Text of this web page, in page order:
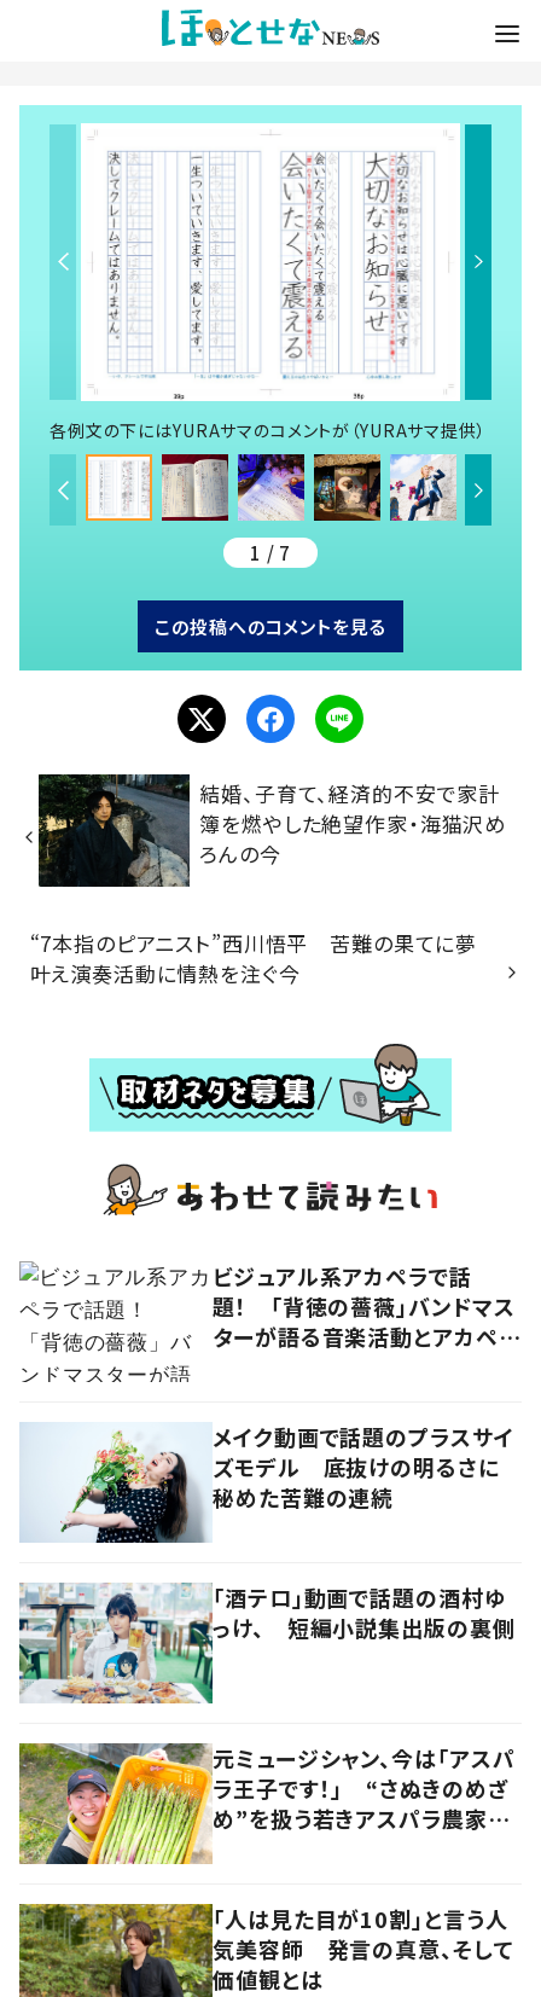
各例文の下にはYURAサマのコメントが（YURAサマ提供）
1 / 7
この投稿へのコメントを見る
結婚、子育て、経済的不安で家計
簿を燃やした絶望作家・海猫沢め
ろんの今
“7本指のピアニスト”西川悟平 苦難の果てに夢
叶え演奏活動に情熱を注ぐ今
ビジュアル系アカペラで話
題！ 「背徳の薔薇」バンドマス
ターが語る音楽活動とアカペラ
メイク動画で話題のプラスサイ
ズモデル 底抜けの明るさに
秘めた苦難の連続
「酒テロ」動画で話題の酒村ゆ
っけ、 短編小説集出版の裏側
元ミュージシャン、今は「アスパ
ラ王子です！」 “さぬきのめざ
め”を扱う若きアスパラ農家の
「人は見た目が10割」と言う人
気美容師 発言の真意、そして
価値観とは